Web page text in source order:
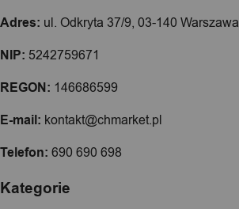
Adres: ul. Odkryta 37/9, 03-140 Warszawa
NIP: 5242759671
REGON: 146686599
E-mail: kontakt@chmarket.pl
Telefon: 690 690 698
Kategorie